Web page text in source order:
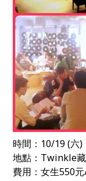
時間：10/19 (六)
地點：Twinkle
費用：女生550